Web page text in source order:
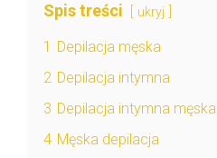
Spis treści ukryj
1
Depilacja męska
2 Depilacja intymna
3 Depilacja intymna męska
4 Męska depilacja